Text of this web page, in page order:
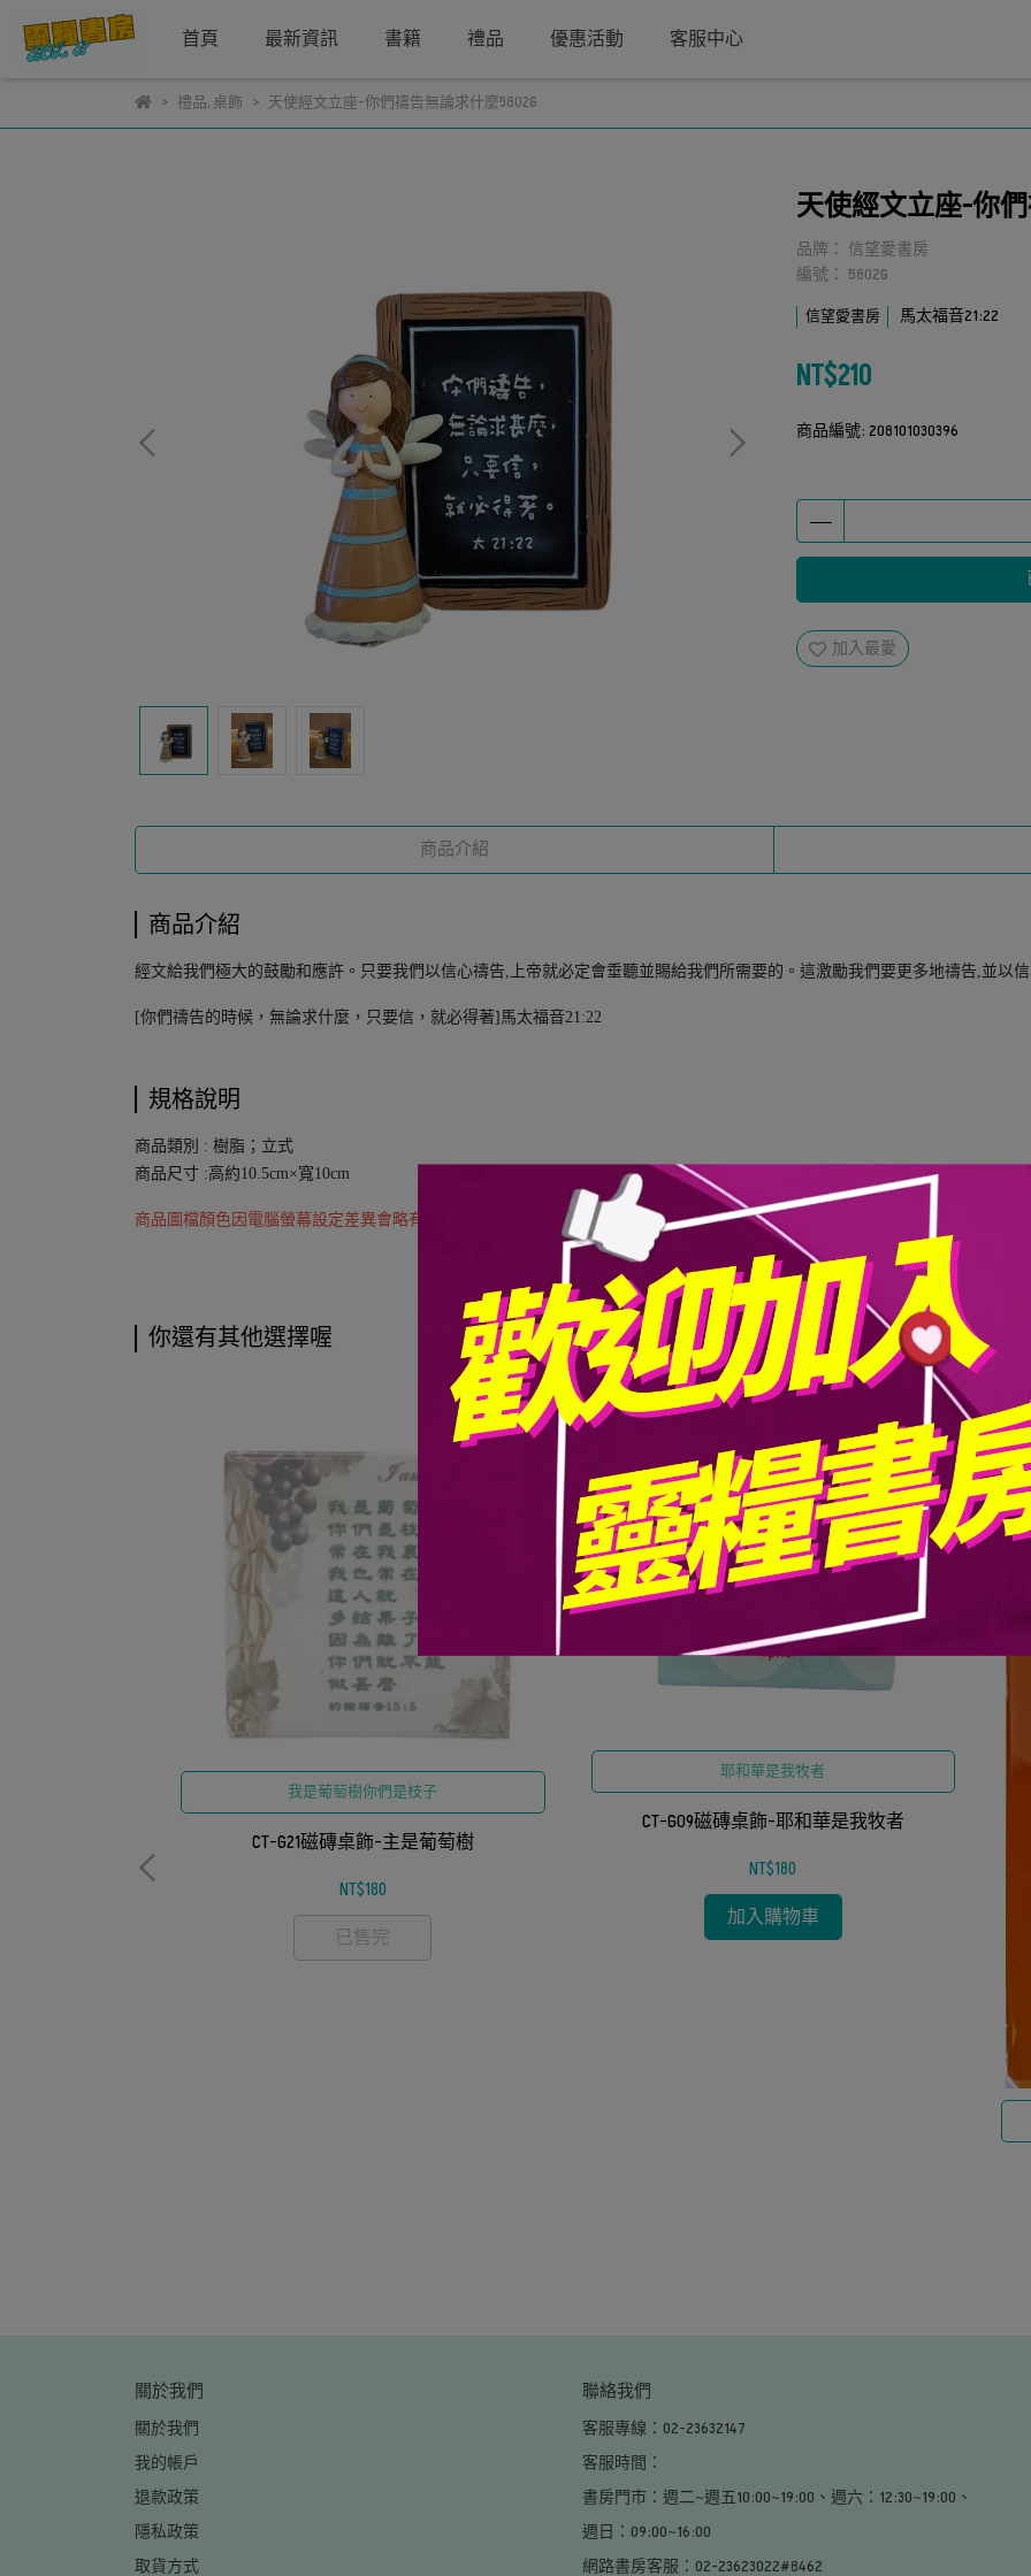
首頁 最新資訊 書籍 禮品 優惠活動 客服中心
禮品, 桌飾 天使經文立座-你們禱告無論求什麼5802G
天使經文立座-你
品牌： 信望愛書房
編號： 5802G
信望愛書房 馬太福音21:22
NT$210
商品編號: 208101030396
加入最愛
商品介紹
商品介紹
經文給我們極大的鼓勵和應許。只要我們以信心禱告,上帝就必定會垂聽並賜給我們所需要的。這激勵我們要更多地禱告,並以
[你們禱告的時候，無論求什麼，只要信，就必得著]馬太福音21:22
規格說明
商品類別 : 樹脂；立式
商品尺寸 :高約10.5cm×寬10cm
商品圖檔顏色因電腦螢幕設定差異會略有不同，以實際商品顏色為準，請見諒
你還有其他選擇喔
我是葡萄樹你們是枝子
CT-G21磁磚桌飾-主是葡萄樹
NT$180
已售完
耶和華是我牧者
CT-G09磁磚桌飾-耶和華是我牧者
NT$180
加入購物車
關於我們
關於我們
我的帳戶
退款政策
隱私政策
取貨方式
聯絡我們
客服專線：02-23632147
客服時間：
書房門市：週二~週五10:00~19:00、週六：12:30~19:00、
週日：09:00~16:00
網路書房客服：02-23623022#8462